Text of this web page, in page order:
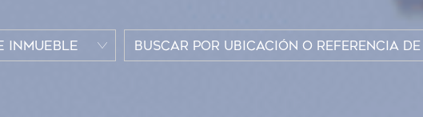
INMUEBLE